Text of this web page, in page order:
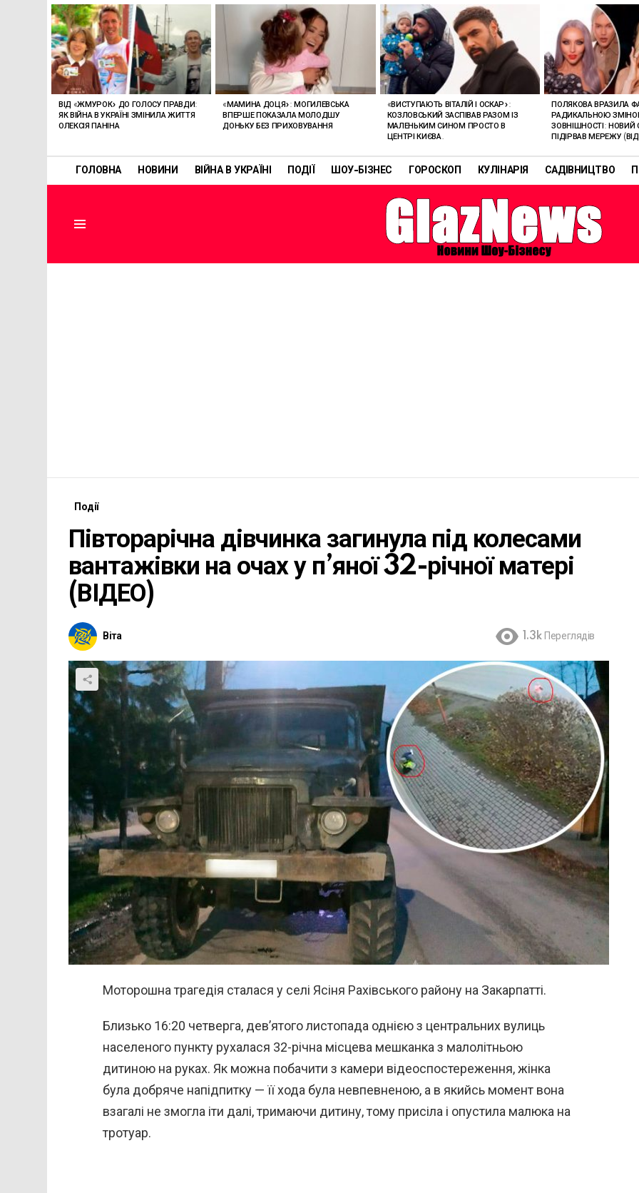
ГОЛОВНА НОВИНИ ВІЙНА В УКРАЇНІ ПОДІЇ ШОУ-БІЗНЕС ГОРОСКОП КУЛІНАРІЯ САДІВНИЦТВО
ОСТАННІ
СТАТТІ
ВІД «ЖМУРОК» ДО ГОЛОСУ ПРАВДИ:
ЯК ВІЙНА В УКРАЇНІ ЗМІНИЛА ЖИТТЯ
ОЛЕКСІЯ ПАНІНА
«МАМИНА ДОЦЯ»: МОГИЛЕВСЬКА
ВПЕРШЕ ПОКАЗАЛА МОЛОДШУ
ДОНЬКУ БЕЗ ПРИХОВУВАННЯ
«ВИСТУПАЮТЬ ВІТАЛІЙ І ОСКАР»:
КОЗЛОВСЬКИЙ ЗАСПІВАВ РАЗОМ ІЗ
МАЛЕНЬКИМ СИНОМ ПРОСТО В
ЦЕНТРІ КИЄВА.
ПОЛЯКОВА ВРАЗИЛА
РАДИКАЛЬНОЮ
ЗОВНІШНОСТІ: НОВИЙ
ПІДІРВАВ МЕРЕЖУ
Події
Півторарічна дівчинка загинула під колесами
вантажівки на очах у п’яної 32-річної матері
(ВІДЕО)
Віта 1.3k Переглядів
Моторошна трагедія сталася у селі Ясіня Рахівського району на Закарпатті.
Близько 16:20 четверга, дев’ятого листопада однією з центральних вулиць
населеного пункту рухалася 32-річна місцева мешканка з малолітньою
дитиною на руках. Як можна побачити з камери відеоспостереження, жінка
була добряче напідпитку — її хода була невпевненою, а в якийсь момент вона
взагалі не змогла іти далі, тримаючи дитину, тому присіла і опустила малюка на
тротуар.